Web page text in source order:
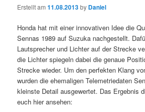
Erstellt am11.08.2013by Daniel
Honda hat mit einer innovativen Idee die
Sennas 1989 auf Suzuka nachgestellt.
Lautsprecher und Lichter auf der Strecke
die Lichter spiegeln dabei die genaue
Strecke wieder. Um den perfekten Klang
wurden die ehemaligen Telemetriedaten
kleinste Detail ausgewertet. Das Ergebnis
euch hier ansehen: